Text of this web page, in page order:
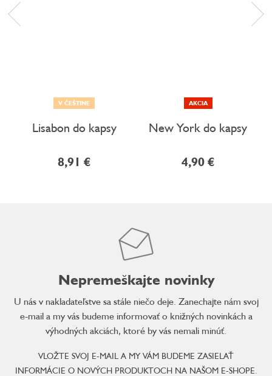
V ČEŠTINE
Lisabon do kapsy
8,91 €
AKCIA
New York do kapsy
4,90 €
Nepremeškajte novinky
U nás v nakladateľstve sa stále niečo deje. Zanechajte nám svoj
e-mail a my vás budeme informovať o knižných novinkách a
výhodných akciách, ktoré by vás nemali minúť.
VLOŽTE SVOJ E-MAIL A MY VÁM BUDEME ZASIELAŤ
INFORMÁCIE O NOVÝCH PRODUKTOCH NA NAŠOM E-SHOPE.